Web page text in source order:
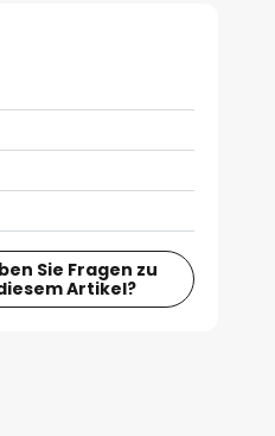
Sie Fragen zu
Artikel?